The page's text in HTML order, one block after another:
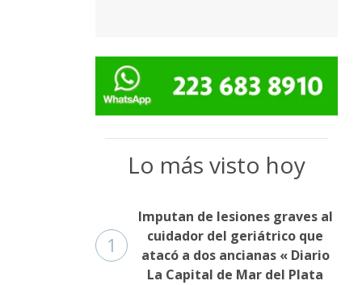
Lo más visto hoy
1
Imputan de lesiones graves al
cuidador del geriátrico que
atacó a dos ancianas « Diario
La Capital de Mar del Plata